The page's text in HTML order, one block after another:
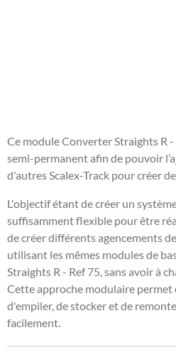
Ce module Converter Straights R
semi-permanent afin de pouvoir
d'autres Scalex-Track pour créer
L'objectif étant de créer un
suffisamment flexible pour être
de créer différents agencements
utilisant les mêmes modules de
Straights R - Ref 75, sans avoir à
Cette approche modulaire
d'empiler, de stocker et de
facilement.